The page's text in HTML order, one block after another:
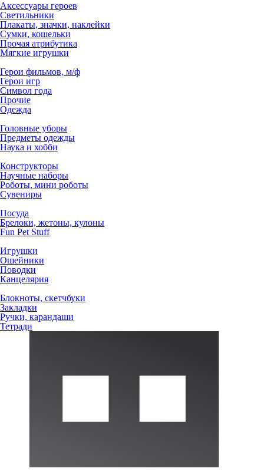
Аксессуары героев
Светильники
Плакаты, значки, наклейки
Сумки, кошельки
Прочая атрибутика
Мягкие игрушки
Герои фильмов, м/ф
Герои игр
Символ года
Прочие
Одежда
Головные уборы
Предметы одежды
Наука и хобби
Конструкторы
Научные наборы
Роботы, мини роботы
Сувениры
Посуда
Брелоки, жетоны, кулоны
Fun Pet Stuff
Игрушки
Ошейники
Поводки
Канцелярия
Блокноты, скетчбуки
Закладки
Ручки, карандаши
Тетради